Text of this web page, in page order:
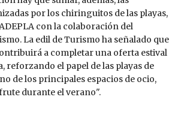
por los chiringuitos de las playas,
con la colaboración del
La edil de Turismo ha señalado que
a completar una oferta estival
reforzando el papel de las playas de
de los principales espacios de ocio,
durante el verano".